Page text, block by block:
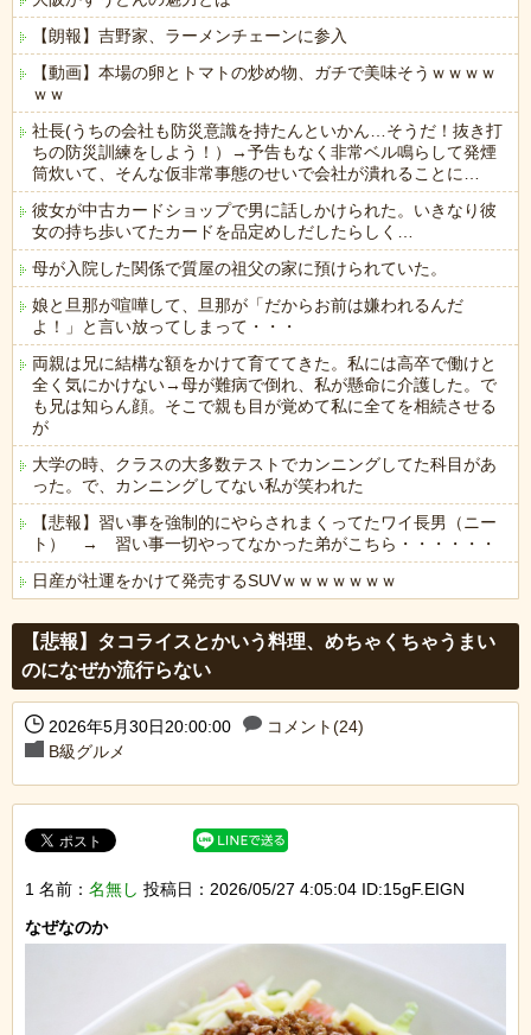
【朗報】吉野家、ラーメンチェーンに参入
【動画】本場の卵とトマトの炒め物、ガチで美味そうｗｗｗｗ
ｗｗ
社長(うちの会社も防災意識を持たんといかん…そうだ！抜き打
ちの防災訓練をしよう！）→予告もなく非常ベル鳴らして発煙
筒炊いて、そんな仮非常事態のせいで会社が潰れることに…
彼女が中古カードショップで男に話しかけられた。いきなり彼
女の持ち歩いてたカードを品定めしだしたらしく…
母が入院した関係で質屋の祖父の家に預けられていた。
娘と旦那が喧嘩して、旦那が「だからお前は嫌われるんだ
よ！」と言い放ってしまって・・・
両親は兄に結構な額をかけて育ててきた。私には高卒で働けと
全く気にかけない→母が難病で倒れ、私が懸命に介護した。で
も兄は知らん顔。そこで親も目が覚めて私に全てを相続させる
が
大学の時、クラスの大多数テストでカンニングしてた科目があ
った。で、カンニングしてない私が笑われた
【悲報】習い事を強制的にやらされまくってたワイ長男（ニー
ト） → 習い事一切やってなかった弟がこちら・・・・・・
日産が社運をかけて発売するSUVｗｗｗｗｗｗｗ
【悲報】タコライスとかいう料理、めちゃくちゃうまい
のになぜか流行らない
2026年5月30日20:00:00
コメント(24)
B級グルメ
1 名前： 名無し 投稿日：2026/05/27 4:05:04 ID:15gF.EIGN